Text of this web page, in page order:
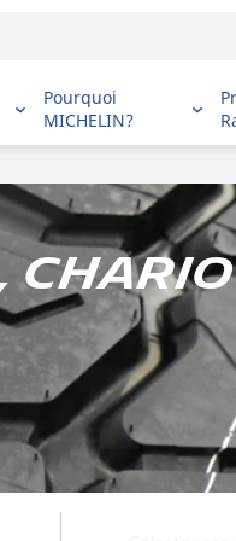
Pourquoi
MICHELIN?